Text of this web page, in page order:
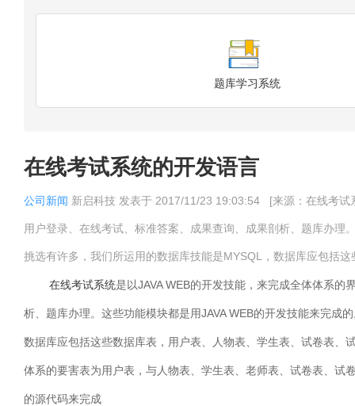
题库学习系统
在线考试系统的开发语言
公司新闻 新启科技 发表于 2017/11/23 19:03:54 [来源：在线考试
用户登录、在线考试、标准答案、成果查询、成果剖析、题库办理
挑选有许多，我们所运用的数据库技能是MYSQL，数据库应包括
在线考试系统是以JAVA WEB的开发技能，来完成全体体系的
析、题库办理。这些功能模块都是用JAVA WEB的开发技能来完成
数据库应包括这些数据库表，用户表、人物表、学生表、试卷表
体系的要害表为用户表，与人物表、学生表、老师表、试卷表、试
的源代码来完成